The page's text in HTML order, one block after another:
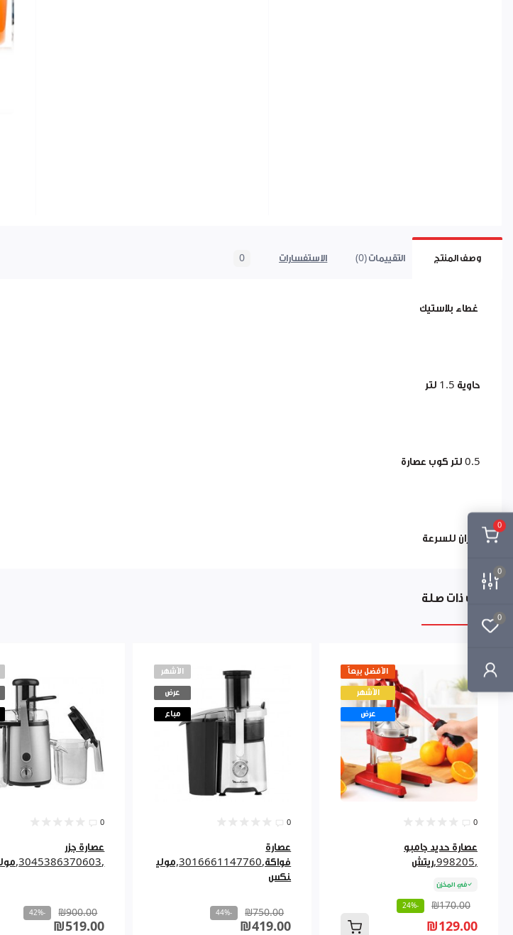
0
0
0
وصف المنتج التقييمات (0) الاستفسارات 0
غطاء بلاستيك
حاوية 1.5 لتر
0.5 لتر كوب عصارة
خياران للسرعة
منتجات ذات صلة
الأفضل بيعاً
الأشهر
عرض
0
عصارة حديد جامبو
,998205,ريتش
في المخزن
₪170.00
-24%
₪129.00
الأشهر
عرض
مباع
0
عصارة
فواكة,3016661147760,مولي
نكس
₪750.00
-44%
₪419.00
0
عصارة جزر
,3045386370603,مولينكس
₪900.00
-42%
₪519.00